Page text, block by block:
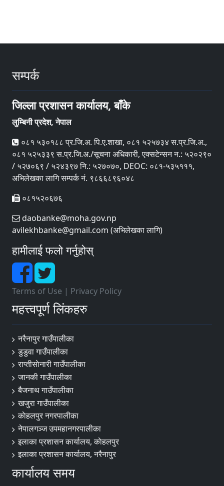
सम्पर्क
जिल्ला प्रशासन कार्यालय, बाँके
लुम्बिनी प्रदेश, नेपाल
०८१ ५३०१८८ प्र.जि.अ. पि‍.ए.शाखा, ०८१ ५२५७३४ स.प्र.जि.अ.,
०८१ ५२५३३९ स.प्र.जि.अ./सूचना अधिकारी, एक्सटेन्सन न.: ५२०२९०
/ ५२७०६९ / ५२४३९७ नि.: ५२७०७०, DEOC: ०८१-५३५१११,
अभिलेखका लागि सम्पर्क नं. ९८६६८९६०४८
०८१५२०६७६
daobanke@moha.gov.np
avilekhbanke@gmail.com (अभिलेखका लागि)
हामीलाई फलो गर्नुहोस्
Terms of Use | Privacy Policy
महत्त्वपूर्ण लिंकहरु
नरैनापुर गाउँपालीका
डुडुवा गाउँपालीका
राप्तीसाेनारी गाउँपालीका
जानकी गाउँपालीका
बैजनाथ गाउँपालीका
खजुरा गाउँपालीका
काेहलपुर नगरपालीका
नेपालगञ्ज उपमहानगरपालीका
इलाका प्रशासन कार्यालय, काेहलपुर
इलाका प्रशासन कार्यालय, नरैनापुर
कार्यालय समय